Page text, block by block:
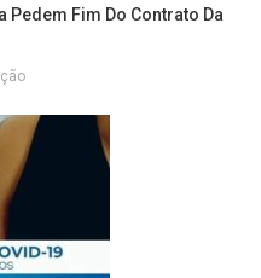
Pedem Fim Do Contrato Da